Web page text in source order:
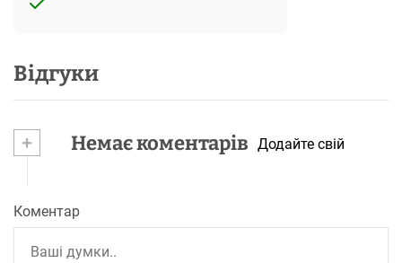
Відгуки
+ Немає коментарів Додайте свій
Коментар